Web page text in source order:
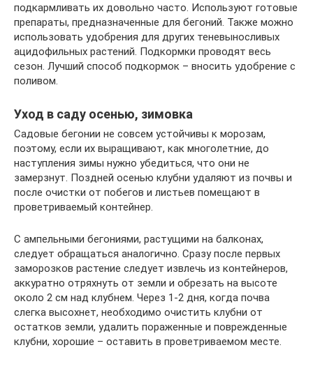
подкармливать их довольно часто. Используют готовые
препараты, предназначенные для бегоний. Также можно
использовать удобрения для других теневыносливых
ацидофильных растений. Подкормки проводят весь
сезон. Лучший способ подкормок – вносить удобрение с
поливом.
Уход в саду осенью, зимовка
Садовые бегонии не совсем устойчивы к морозам,
поэтому, если их выращивают, как многолетние, до
наступления зимы нужно убедиться, что они не
замерзнут. Поздней осенью клубни удаляют из почвы и
после очистки от побегов и листьев помещают в
проветриваемый контейнер.
С ампельными бегониями, растущими на балконах,
следует обращаться аналогично. Сразу после первых
заморозков растение следует извлечь из контейнеров,
аккуратно отряхнуть от земли и обрезать на высоте
около 2 см над клубнем. Через 1-2 дня, когда почва
слегка высохнет, необходимо очистить клубни от
остатков земли, удалить пораженные и поврежденные
клубни, хорошие – оставить в проветриваемом месте.